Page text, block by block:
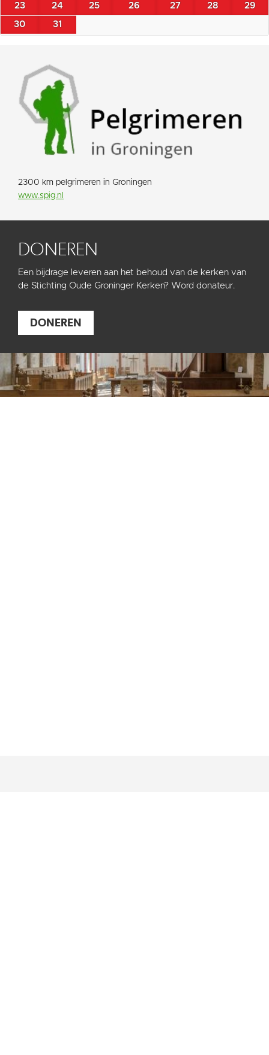
23 24 25 26 27 28 29
30 31
2300 km pelgrimeren in Groningen
www.spig.nl
DONEREN
Een bijdrage leveren aan het behoud van de kerken van
de Stichting Oude Groninger Kerken? Word donateur.
DONEREN